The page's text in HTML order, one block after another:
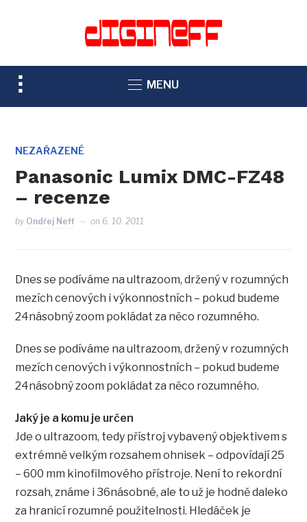
TOGGLE
SIDEBAR
NAVIGATION
MENU
NEZAŘAZENÉ
Panasonic Lumix DMC-FZ48
– recenze
by Ondřej Neff on 6. 10. 2011
Dnes se podíváme na ultrazoom, držený v rozumných
mezích cenových i výkonnostních – pokud budeme
24násobný zoom pokládat za něco rozumného.
Dnes se podíváme na ultrazoom, držený v rozumných
mezích cenových i výkonnostních – pokud budeme
24násobný zoom pokládat za něco rozumného.
Jaký je a komu je určen
Jde o ultrazoom, tedy přístroj vybavený objektivem s
extrémně velkým rozsahem ohnisek – odpovídají 25
– 600 mm kinofilmového přístroje. Není to rekordní
rozsah, známe i 36násobné, ale to už je hodně daleko
za hranicí rozumné použitelnosti. Hledáček je